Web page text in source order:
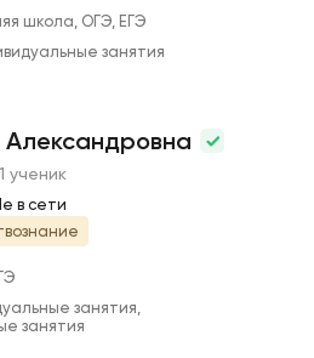
школа, ОГЭ, ЕГЭ
занятия
Александровна
ученик
в сети
занятия,
занятия